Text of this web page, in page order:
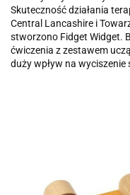
Skuteczność działania
Central Lancashire i
stworzono Fidget Widget.
ćwiczenia z zestawem
duży wpływ na wyciszenie